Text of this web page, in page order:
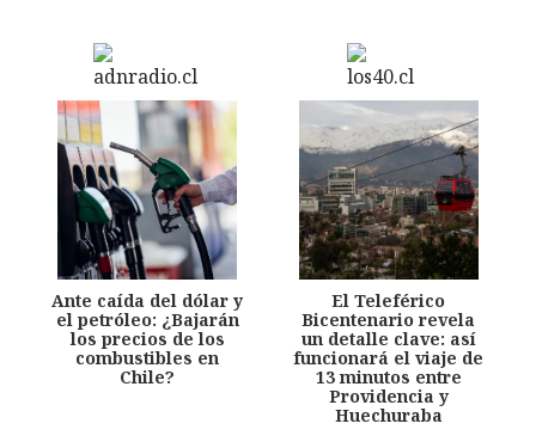
Ante caída del dólar y
el petróleo: ¿Bajarán
los precios de los
combustibles en
Chile?
El Teleférico
Bicentenario revela
un detalle clave: así
funcionará el viaje de
13 minutos entre
Providencia y
Huechuraba